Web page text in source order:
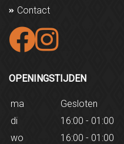
Contact
OPENINGSTIJDEN
ma
Gesloten
di
16:00 - 01:00
wo
16:00 - 01:00